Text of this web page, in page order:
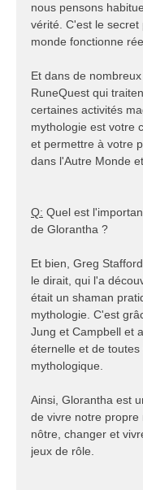
nous pensons
vérité. C'est le
monde fonctionne
Et dans de
RuneQuest qui
certaines activités
mythologie est votre
et permettre à votre
dans l'Autre Monde
Q: Quel est
de Glorantha ?
Et bien, Greg
le dirait, qui l'a
était un shaman
mythologie. C'est
Jung et Campbell et
éternelle et de
mythologique.
Ainsi, Glorantha est
de vivre notre propre
nôtre, changer et
jeux de rôle.